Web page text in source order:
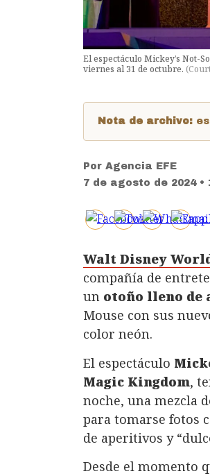
El espectáculo Mickey’s Not-
viernes al 31 de octubre. (
Nota de archivo:
Por Agencia EFE
7 de agosto de 2024 •
Walt Disney
compañía de
un otoño lleno de
Mouse con sus
color neón.
El espectáculo
Magic Kingdom,
noche, una mezcla
para tomarse fotos
de aperitivos y
Desde el momento